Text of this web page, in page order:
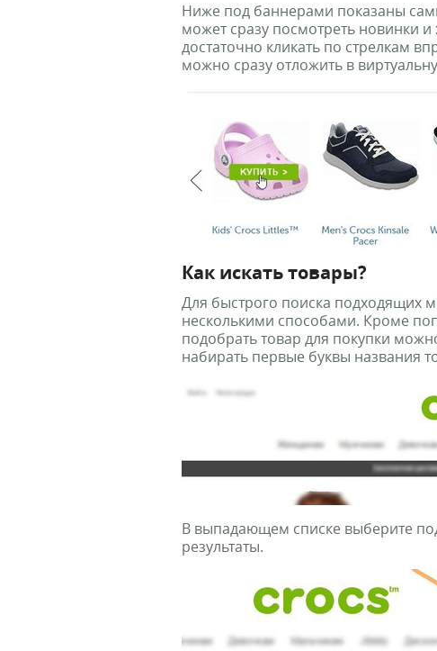
Ниже под баннерами показаны
может сразу посмотреть новинки
достаточно кликать по стрелкам
можно сразу отложить в
Как искать товары?
Для быстрого поиска подходящих
несколькими способами. Кроме
подобрать товар для покупки
набирать первые буквы названия
В выпадающем списке выберите
результаты.